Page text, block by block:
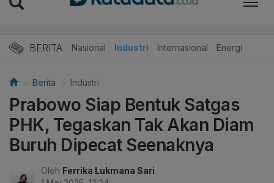
BERITA Nasional Industri Internasional Energi
Berita Industri
Prabowo Siap Bentuk Satgas
PHK, Tegaskan Tak Akan Diam
Buruh Dipecat Seenaknya
Oleh Ferrika Lukmana Sari